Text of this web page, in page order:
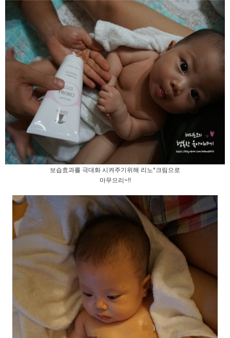
보습효과를 극대화 시켜주기위해 리노*크림으로
마무으리~!!